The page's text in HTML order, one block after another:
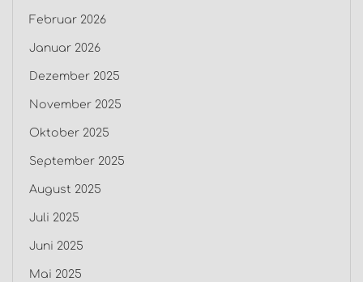
Februar 2026
Januar 2026
Dezember 2025
November 2025
Oktober 2025
September 2025
August 2025
Juli 2025
Juni 2025
Mai 2025